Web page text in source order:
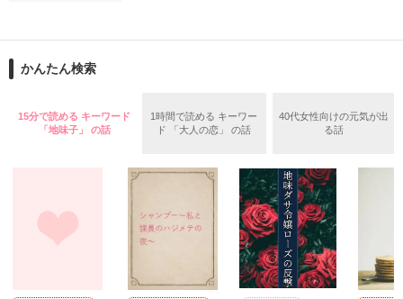
2026.6.5～2026.7.25
＊以前、公開していた話の改稿版です＊
ションの企画戦略室で働いている。
めた、同期で恋人の石垣守（26）がいるのだが、後輩の姫原由
いた。
守と由羅から『便利屋雛子』と馬鹿にされ、一人こっそり泣い
た上、同居まで提案してきて──？
鷹哉『宜しくな、俺の雛子』🦅
雛子『俺の……ひぃ、雛子？！！！』🐥
シゴデキで冷徹な上司が見せる素顔は、なぜか想像以上に甘く
かんたん検索
15分で読める キーワード
「地味子」 の話
1時間で読める キーワー
ド 「大人の恋」 の話
40代女性向けの元気が出
る話